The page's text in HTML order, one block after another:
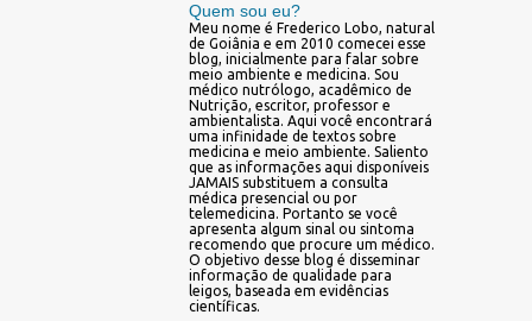
Quem sou eu?
Meu nome é Frederico Lobo, natural
de Goiânia e em 2010 comecei esse
blog, inicialmente para falar sobre
meio ambiente e medicina. Sou
médico nutrólogo, acadêmico de
Nutrição, escritor, professor e
ambientalista. Aqui você encontrará
uma infinidade de textos sobre
medicina e meio ambiente. Saliento
que as informações aqui disponíveis
JAMAIS substituem a consulta
médica presencial ou por
telemedicina. Portanto se você
apresenta algum sinal ou sintoma
recomendo que procure um médico.
O objetivo desse blog é disseminar
informação de qualidade para
leigos, baseada em evidências
científicas.